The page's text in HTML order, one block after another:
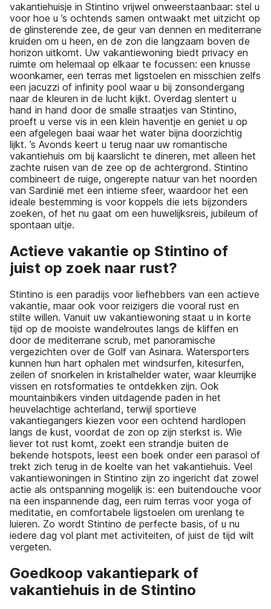
vakantiehuisje in Stintino vrijwel onweerstaanbaar: stel u
voor hoe u ’s ochtends samen ontwaakt met uitzicht op
de glinsterende zee, de geur van dennen en mediterrane
kruiden om u heen, en de zon die langzaam boven de
horizon uitkomt. Uw vakantiewoning biedt privacy en
ruimte om helemaal op elkaar te focussen: een knusse
woonkamer, een terras met ligstoelen en misschien zelfs
een jacuzzi of infinity pool waar u bij zonsondergang
naar de kleuren in de lucht kijkt. Overdag slentert u
hand in hand door de smalle straatjes van Stintino,
proeft u verse vis in een klein haventje en geniet u op
een afgelegen baai waar het water bijna doorzichtig
lijkt. ’s Avonds keert u terug naar uw romantische
vakantiehuis om bij kaarslicht te dineren, met alleen het
zachte ruisen van de zee op de achtergrond. Stintino
combineert de ruige, ongerepte natuur van het noorden
van Sardinië met een intieme sfeer, waardoor het een
ideale bestemming is voor koppels die iets bijzonders
zoeken, of het nu gaat om een huwelijksreis, jubileum of
spontaan uitje.
Actieve vakantie op Stintino of
juist op zoek naar rust?
Stintino is een paradijs voor liefhebbers van een actieve
vakantie, maar ook voor reizigers die vooral rust en
stilte willen. Vanuit uw vakantiewoning staat u in korte
tijd op de mooiste wandelroutes langs de kliffen en
door de mediterrane scrub, met panoramische
vergezichten over de Golf van Asinara. Watersporters
kunnen hun hart ophalen met windsurfen, kitesurfen,
zeilen of snorkelen in kristalhelder water, waar kleurrijke
vissen en rotsformaties te ontdekken zijn. Ook
mountainbikers vinden uitdagende paden in het
heuvelachtige achterland, terwijl sportieve
vakantiegangers kiezen voor een ochtend hardlopen
langs de kust, voordat de zon op zijn sterkst is. Wie
liever tot rust komt, zoekt een strandje buiten de
bekende hotspots, leest een boek onder een parasol of
trekt zich terug in de koelte van het vakantiehuis. Veel
vakantiewoningen in Stintino zijn zo ingericht dat zowel
actie als ontspanning mogelijk is: een buitendouche voor
na een inspannende dag, een ruim terras voor yoga of
meditatie, en comfortabele ligstoelen om urenlang te
luieren. Zo wordt Stintino de perfecte basis, of u nu
iedere dag vol plant met activiteiten, of juist de tijd wilt
vergeten.
Goedkoop vakantiepark of
vakantiehuis in de Stintino